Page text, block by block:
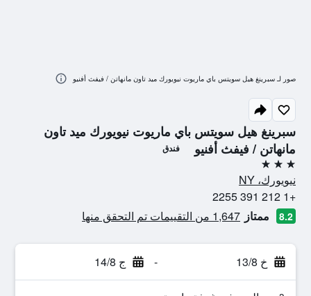
سبرينغ هيل سويتس باي ماريوت نيويورك ميد تاون
مانهاتن / فيفث أفنيو
فندق
3 نجوم
نيويورك، NY
+1 212 391 2255
8.2 ممتاز 1,647 من التقييمات تم التحقق منها
خ 13/8 - ج 14/8
صور لـ سبرينغ هيل سويتس باي ماريوت نيويورك ميد تاون مانهاتن / فيفث أفنيو